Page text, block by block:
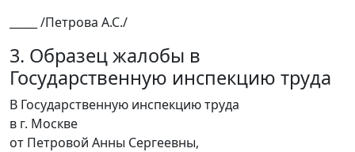
_____ /Петрова А.С./
3. Образец жалобы в
Государственную инспекцию труда
В Государственную инспекцию труда
в г. Москве
от Петровой Анны Сергеевны,